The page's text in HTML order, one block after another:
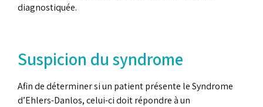
diagnostiquée.
Suspicion du syndrome
Afin de déterminer si un patient présente le Syndrome
d’Ehlers-Danlos, celui-ci doit répondre à un